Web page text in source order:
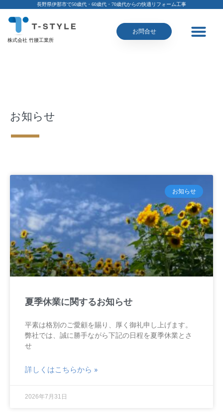
長野県伊那市で50歳代・60歳代・70歳代からの快適リフォーム工事
株式会社 竹腰工業所
お問合せ
お知らせ
お知らせ
夏季休業に関するお知らせ
平素は格別のご愛顧を賜り、厚く御礼申し上げます。
弊社では、誠に勝手ながら下記の日程を夏季休業とさ
せ
詳しくはこちらから »
2026年7月31日